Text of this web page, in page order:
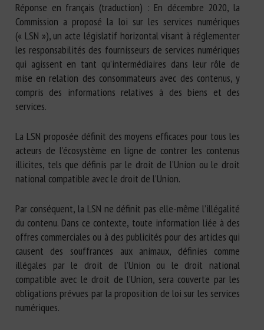
Réponse en français (traduction) : En décembre 2020, la
Commission a proposé la loi sur les services numériques
(« LSN »), un acte législatif horizontal visant à réglementer
les responsabilités des fournisseurs de services numériques
qui agissent en tant qu’intermédiaires dans leur rôle de
mise en relation des consommateurs avec des contenus, y
compris des informations relatives à des biens et des
services.
La LSN proposée définit des moyens efficaces pour tous les
acteurs de l’écosystème en ligne de contrer les contenus
illicites, tels que définis par le droit de l’Union ou le droit
national compatible avec le droit de l’Union.
Par conséquent, la LSN ne définit pas elle-même l’illégalité
du contenu. Dans ce contexte, toute information liée à des
offres commerciales ou à des publicités pour des articles qui
causent des souffrances aux animaux, définies comme
illégales par le droit de l’Union ou le droit national
compatible avec le droit de l’Union, sera couverte par les
obligations prévues par la proposition de loi sur les services
numériques.